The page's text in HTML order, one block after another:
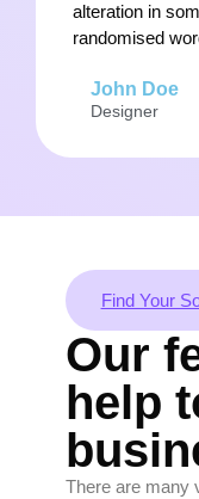
alteration in
randomised
John Doe
Designer
Find Your
Our
help
There are many